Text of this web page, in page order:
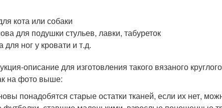
кота или собаки
для подушки стульев, лавки, табуреток
для ног у кровати и т.д.
описание для изготовления такого вязаного
на фото выше:
понадобятся старые остатки тканей, если их нет,